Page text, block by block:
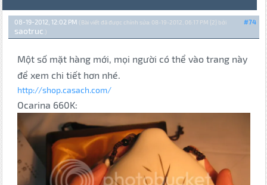
#74
08-19-2012, 12:02 PM (Bài viết đã được chỉnh sửa: 08-19-2012, 06:17 PM {2} bởi
saotruc .)
Một số mặt hàng mới, mọi người có thể vào trang này
để xem chi tiết hơn nhé.
http://shop.casach.com/
Ocarina 660K: